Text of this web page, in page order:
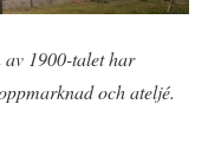
av 1900-talet har
och ateljé.